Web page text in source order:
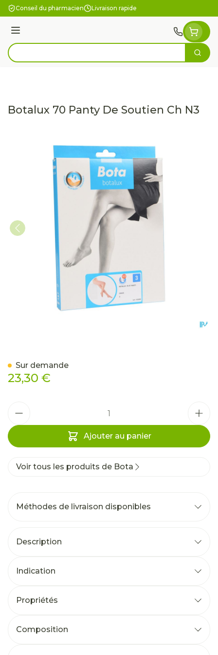
Aller au contenu
Conseil du pharmacien Livraison rapide
Menu
Rechercher
Botalux 70 Panty De Soutien Ch N3
23,30 €
Ajouter au panier
Sur demande
Voir tous les produits de Bota
Méthodes de livraison disponibles
Description
Indication
Propriétés
Composition